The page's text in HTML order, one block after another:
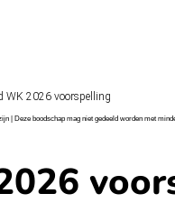
WK 2026 voorspelling
| Deze boodschap mag niet gedeeld worden met